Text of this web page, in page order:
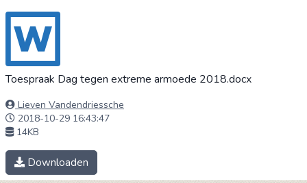
Toespraak Dag tegen extreme armoede 2018.docx
Lieven Vandendriessche
2018-10-29 16:43:47
14KB
Downloaden